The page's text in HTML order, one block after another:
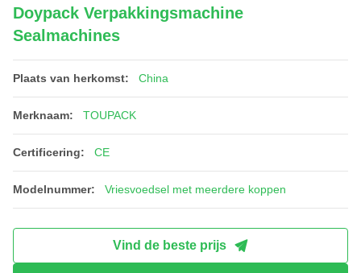
Doypack Verpakkingsmachine
Sealmachines
Plaats van herkomst: China
Merknaam: TOUPACK
Certificering: CE
Modelnummer: Vriesvoedsel met meerdere koppen
Vind de beste prijs